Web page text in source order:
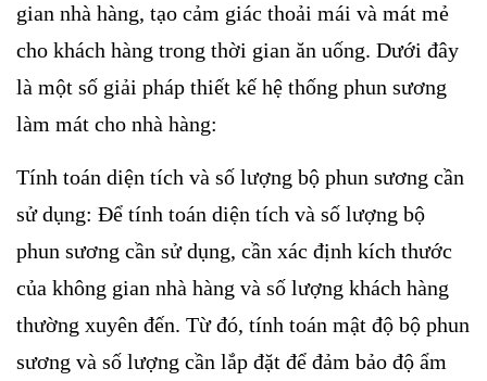
gian nhà hàng, tạo cảm giác thoải mái và mát mẻ
cho khách hàng trong thời gian ăn uống. Dưới đây
là một số giải pháp thiết kế hệ thống phun sương
làm mát cho nhà hàng:
Tính toán diện tích và số lượng bộ phun sương cần
sử dụng: Để tính toán diện tích và số lượng bộ
phun sương cần sử dụng, cần xác định kích thước
của không gian nhà hàng và số lượng khách hàng
thường xuyên đến. Từ đó, tính toán mật độ bộ phun
sương và số lượng cần lắp đặt để đảm bảo độ ẩm